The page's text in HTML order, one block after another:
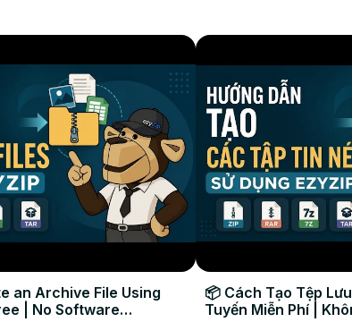
an Archive File Using
| No Software
📦 Cách Tạo Tệp
Tuyến Miễn Phí |